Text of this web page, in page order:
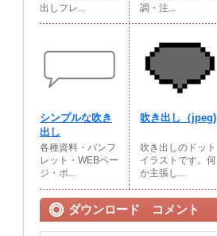
出しフレ...
調・注...
シンプルな吹き
出し
各種資料・パンフ
レット・WEBペー
ジ・ポ...
吹き出し（jpeg)
吹き出しのドット
イラストです。何
か主張し...
ダウンロード コメント